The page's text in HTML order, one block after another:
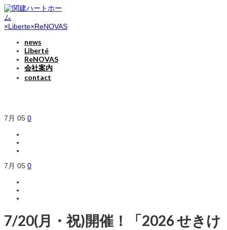
news
Liberté
ReNOVAS
会社案内
contact
7月 05 0
7月 05 0
7/20(月・祝)開催！「2026 せきけ